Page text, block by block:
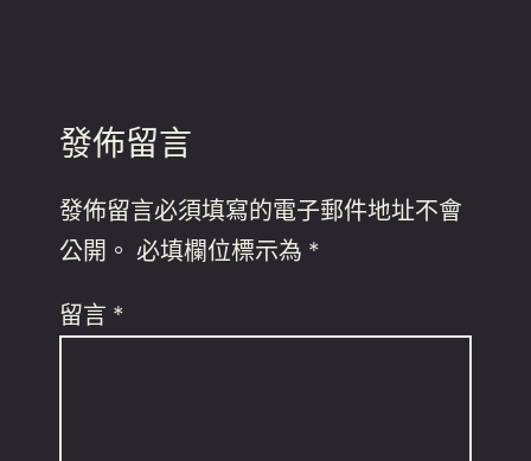
發佈留言
發佈留言必須填寫的電子郵件地址不會
公開。 必填欄位標示為 *
留言 *